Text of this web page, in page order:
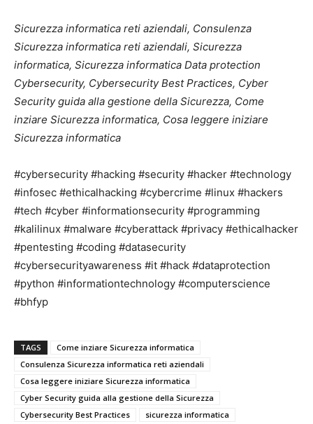
Sicurezza informatica reti aziendali, Consulenza
Sicurezza informatica reti aziendali, Sicurezza
informatica, Sicurezza informatica Data protection
Cybersecurity, Cybersecurity Best Practices, Cyber
Security guida alla gestione della Sicurezza, Come
inziare Sicurezza informatica, Cosa leggere iniziare
Sicurezza informatica
#cybersecurity #hacking #security #hacker #technology
#infosec #ethicalhacking #cybercrime #linux #hackers
#tech #cyber #informationsecurity #programming
#kalilinux #malware #cyberattack #privacy #ethicalhacker
#pentesting #coding #datasecurity
#cybersecurityawareness #it #hack #dataprotection
#python #informationtechnology #computerscience
#bhfyp
TAGS
Come inziare Sicurezza informatica
Consulenza Sicurezza informatica reti aziendali
Cosa leggere iniziare Sicurezza informatica
Cyber Security guida alla gestione della Sicurezza
Cybersecurity Best Practices
sicurezza informatica